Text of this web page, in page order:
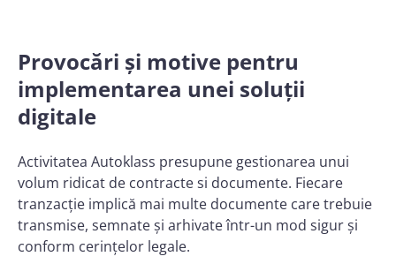
Provocări și motive pentru
implementarea unei soluții
digitale
Activitatea Autoklass presupune gestionarea unui
volum ridicat de contracte si documente. Fiecare
tranzacție implică mai multe documente care trebuie
transmise, semnate și arhivate într-un mod sigur și
conform cerințelor legale.